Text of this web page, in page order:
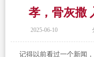
孝，骨灰撒
2025-06-10
记得以前看过一个新闻，